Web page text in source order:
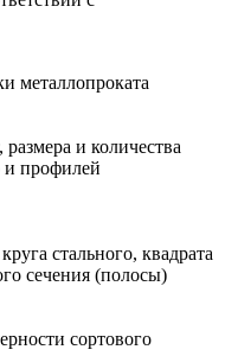
металлопроката
и количества
и профилей
стального, квадрата
сечения (полосы)
сортового